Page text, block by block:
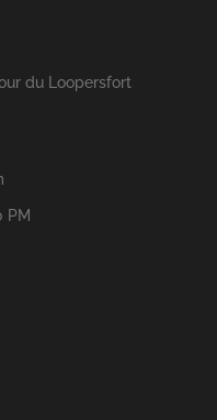
du Loopersfort
PM